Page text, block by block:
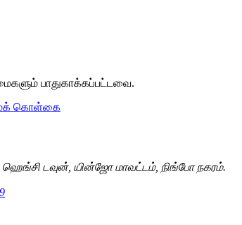
பாதுகாக்கப்பட்டவை.
கொள்கை
டவுன், யின்ஜோ மாவட்டம், நிங்போ நகரம்.